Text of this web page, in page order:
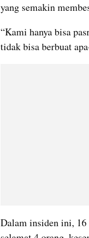
yang semakin
“Kami hanya bisa
tidak bisa berbuat
Dalam insiden ini, 16